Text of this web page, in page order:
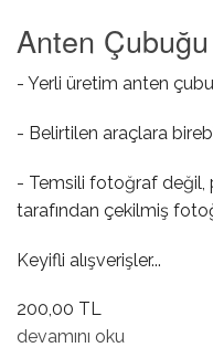
GIRIŞ
SEPET
Anten Çubuğu
- Yerli üretim anten
- Belirtilen araçlara
- Temsili fotoğraf değil,
tarafından çekilmiş
Keyifli alışverişler...
200,00 TL
Anten Çubuğu hakkında
devamını oku